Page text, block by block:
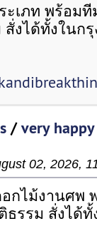
เภท พร้อม
งได้ทั้งในก
/very
02, 2026,
กไม้งานศพ
รรม สั่งได้ทั้